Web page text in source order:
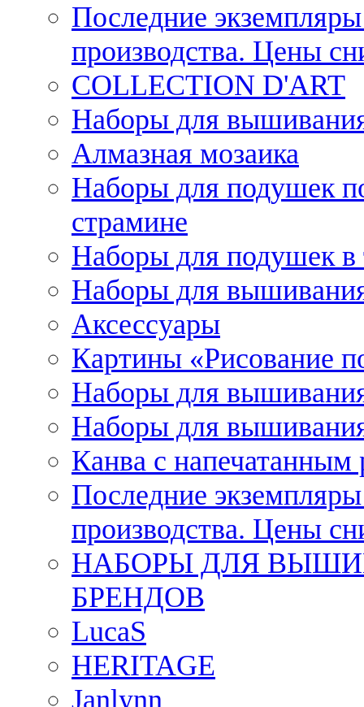
Последние
производства. Цены
COLLECTION D'ART
Наборы для
Алмазная мозаика
Наборы для подушек
страмине
Наборы для подушек в
Наборы для
Аксессуары
Картины «Рисование
Наборы для
Наборы для
Канва с напечатанным
Последние
производства. Цены
НАБОРЫ ДЛЯ
БРЕНДОВ
LucaS
HERITAGE
Janlynn